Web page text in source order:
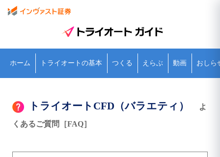
ホーム トライオートの基本 つくる えらぶ 動画 おしら
トライオートCFD（バラエティ） よ
くあるご質問［FAQ］